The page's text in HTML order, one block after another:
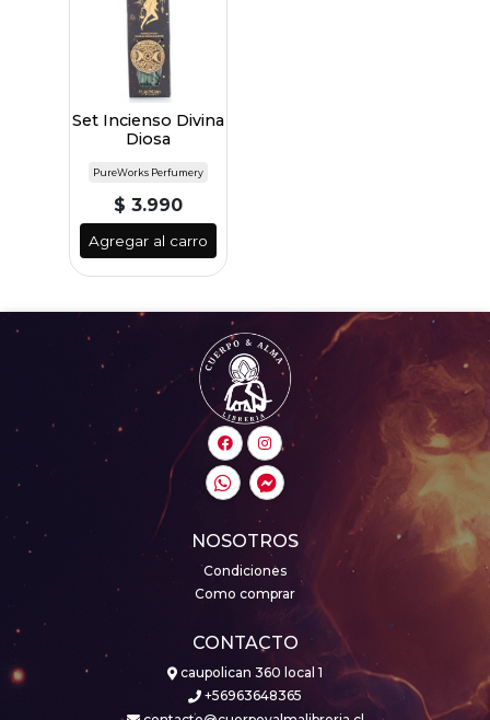
Set Incienso Divina
Diosa
PureWorks Perfumery
$ 3.990
Agregar al carro
NOSOTROS
Condiciones
Como comprar
CONTACTO
caupolican 360 local 1
+56963648365